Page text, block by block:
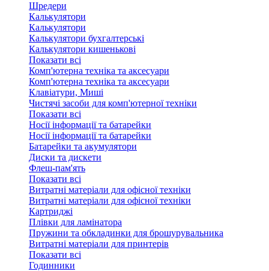
Шредери
Калькулятори
Калькулятори
Калькулятори бухгалтерські
Калькулятори кишенькові
Показати всі
Комп'ютерна техніка та аксесуари
Комп'ютерна техніка та аксесуари
Клавіатури, Миші
Чистячі засоби для комп'ютерної техніки
Показати всі
Носії інформації та батарейки
Носії інформації та батарейки
Батарейки та акумулятори
Диски та дискети
Флеш-пам'ять
Показати всі
Витратні матеріали для офісної техніки
Витратні матеріали для офісної техніки
Картриджi
Плівки для ламінатора
Пружини та обкладинки для брошурувальника
Витратні матеріали для принтерів
Показати всі
Годинники